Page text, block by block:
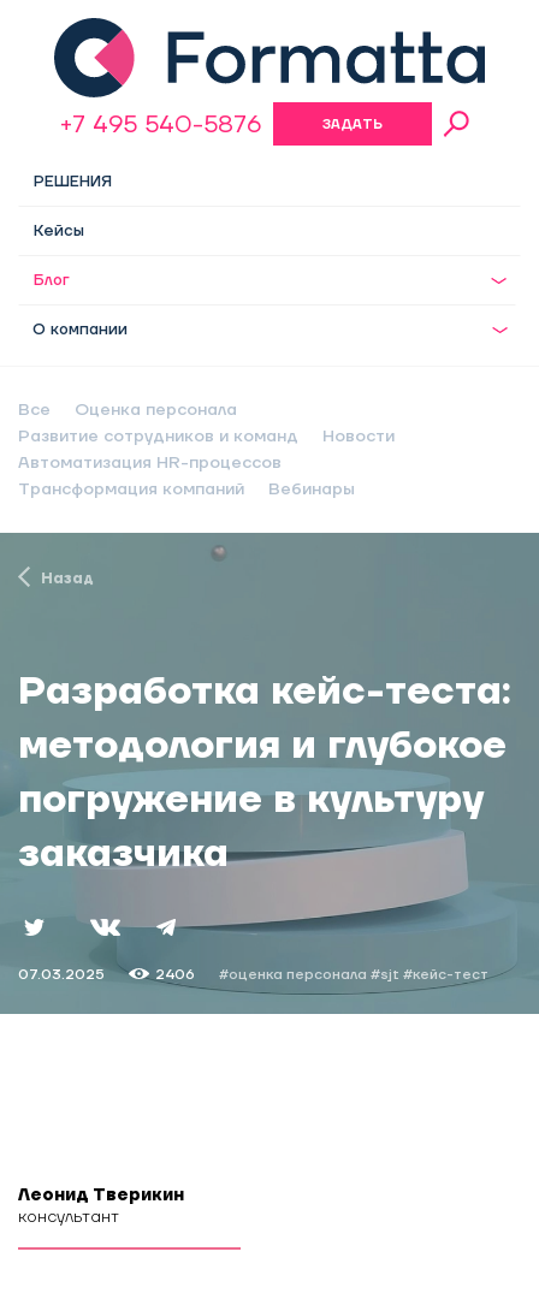
РЕШЕНИЯ
Кейсы
Блог
О компании
+7 495 540-5876 ЗАДАТЬ
Все
Оценка персонала
Развитие сотрудников и команд
Новости
Автоматизация HR-процессов
Трансформация компаний
Вебинары
Назад
Разработка кейс-теста:
методология и глубокое
погружение в культуру
заказчика
07.03.2025 2406 #оценка персонала #sjt #кейс-тест
Леонид Тверикин
консультант